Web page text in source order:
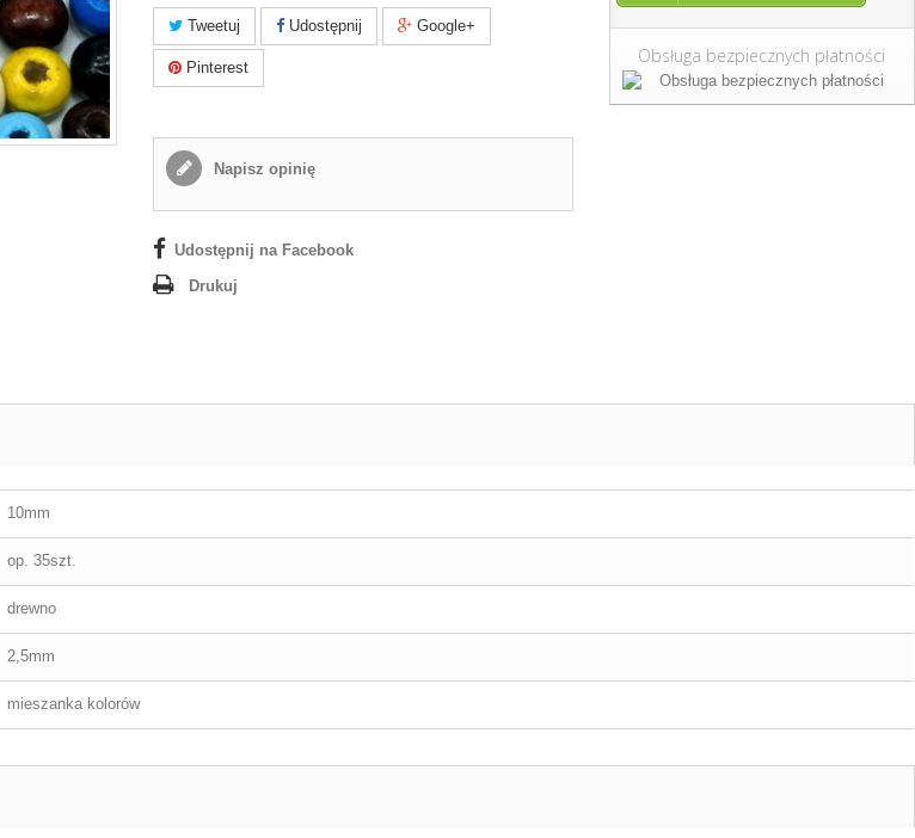
Tweetuj Udostępnij Google+
Pinterest
Napisz opinię
Udostępnij na Facebook
Drukuj
Obsługa bezpiecznych płatności
10mm
op. 35szt.
drewno
2,5mm
mieszanka kolorów